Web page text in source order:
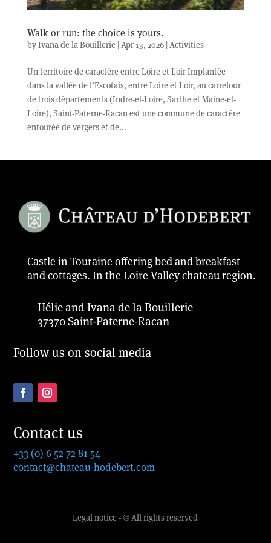
Walk or run: the choice is yours.
byIvana de la Bouillerie| Apr 13, 2026| Activities
Un territoire de caractère entre Loire et Loir Implantée
dans la vallée de l’Escotais, entre Loire et Loir, au carrefour
de trois départements (Indre-et-Loire, Sarthe et Maine-et-
Loire), Saint-Paterne-Racan est une commune de caractère
entourée de vergers et de...
Castle in Touraine offering bed and breakfast
and cottages. In the Loire Valley chateau region.
Hélie and Ivana de la Bouillerie
37370 Saint-Paterne-Racan
Follow us on social media
Contact us
+33 (0) 6 52 72 81 54
contact@chateau-hodebert.com
Legal notice - © All rights reserved